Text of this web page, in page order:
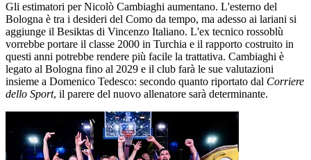
Gli estimatori per Nicolò Cambiaghi aumentano. L'esterno del
Bologna è tra i desideri del Como da tempo, ma adesso ai lariani si
aggiunge il Besiktas di Vincenzo Italiano. L'ex tecnico rossoblù
vorrebbe portare il classe 2000 in Turchia e il rapporto costruito in
questi anni potrebbe rendere più facile la trattativa. Cambiaghi è
legato al Bologna fino al 2029 e il club farà le sue valutazioni
insieme a Domenico Tedesco: secondo quanto riportato dal Corriere
dello Sport, il parere del nuovo allenatore sarà determinante.